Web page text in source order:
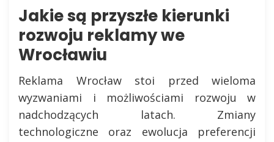
Jakie są przyszłe kierunki
rozwoju reklamy we
Wrocławiu
Reklama Wrocław stoi przed wieloma
wyzwaniami i możliwościami rozwoju w
nadchodzących latach. Zmiany
technologiczne oraz ewolucja preferencji